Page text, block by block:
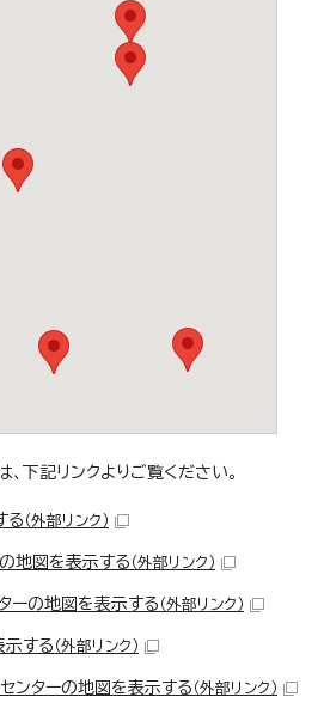
下記リンクよりご覧ください。
る （外部リンク）
地図を表示する （外部リンク）
ーの地図を表示する （外部リンク）
示する （外部リンク）
ンターの地図を表示する （外部リンク）